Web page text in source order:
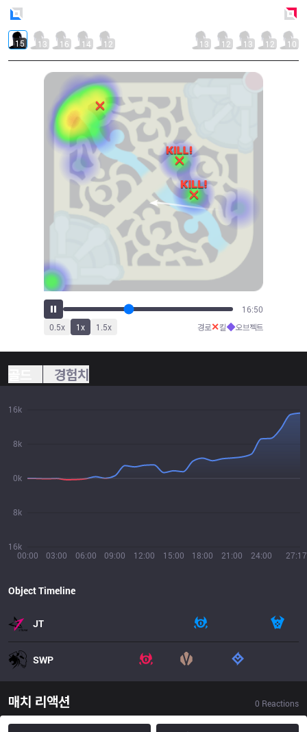
15 13 16 14 12 13 12 13 12 10
18:23
0.5x 1x 1.5x 경로✕킬◆오브젝트
경험치
00:00 03:00 06:00 09:00 12:00 15:00 18:00 21:00 24:00 27:17
16k
8k
0k
8k
16k
Object Timeline
JT
SWP
매치 리액션 0 Reactions